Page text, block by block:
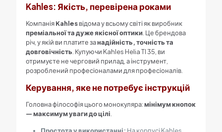
Kahles: Якість, перевірена роками
КомпаніяKahlesвідома у всьому світі як виробник
преміальної та дуже якісної оптики. Це брендова
річ, у якій ви платите занадійність, точність та
довговічність . Купуючи Kahles Helia TI 35, ви
отримуєте не черговий прилад, а інструмент,
розроблений професіоналами для професіоналів.
Керування, яке не потребує інструкцій
Головна філософія цього монокуляра:мінімум кнопок
— максимум уваги до цілі